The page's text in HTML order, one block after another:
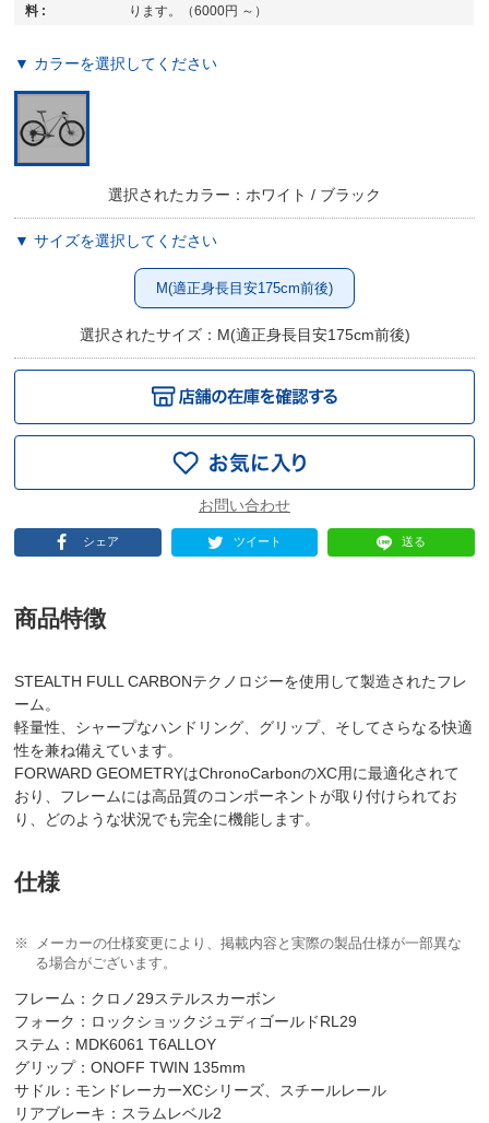
料 :
ります。（6000円 ～）
▼ カラーを選択してください
選択されたカラー：ホワイト / ブラック
▼ サイズを選択してください
M(適正身長目安175cm前後)
選択されたサイズ：M(適正身長目安175cm前後)
シェア ツイート 送る
商品特徴
STEALTH FULL CARBONテクノロジーを使用して製造されたフレ
ーム。
軽量性、シャープなハンドリング、グリップ、そしてさらなる快適
性を兼ね備えています。
FORWARD GEOMETRYはChronoCarbonのXC用に最適化されて
おり、フレームには高品質のコンポーネントが取り付けられてお
り、どのような状況でも完全に機能します。
仕様
メーカーの仕様変更により、掲載内容と実際の製品仕様が一部異な
る場合がございます。
フレーム：クロノ29ステルスカーボン
フォーク：ロックショックジュディゴールドRL29
ステム：MDK6061 T6ALLOY
グリップ：ONOFF TWIN 135mm
サドル：モンドレーカーXCシリーズ、スチールレール
リアブレーキ：スラムレベル2